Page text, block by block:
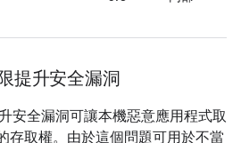
提升安全漏洞
安全漏洞可讓本機惡意應用程式取
存取權。由於這個問題可用於不當